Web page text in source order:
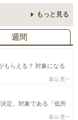
もっと見る
週間
もらえる？ 対象になる
畠山 憲一
定。対象である「低所
畠山 憲一